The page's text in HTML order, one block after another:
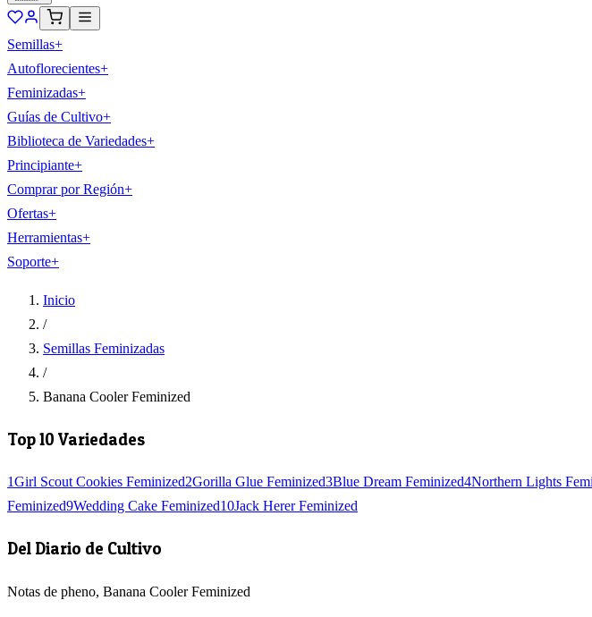
Semillas+
Autoflorecientes+
Feminizadas+
Guías de Cultivo+
Biblioteca de Variedades+
Principiante+
Comprar por Región+
Ofertas+
Herramientas+
Soporte+
Inicio
/
Semillas Feminizadas
/
Banana Cooler Feminized
Top 10 Variedades
1Girl Scout Cookies Feminized2Gorilla Glue Feminized3Blue Dream Feminized4Northern Lights
Feminized9Wedding Cake Feminized10Jack Herer Feminized
Del Diario de Cultivo
Notas de pheno, Banana Cooler Feminized